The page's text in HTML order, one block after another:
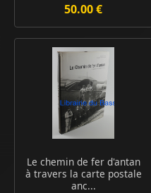
50.00 €
Le chemin de fer d'antan
à travers la carte postale
anc...